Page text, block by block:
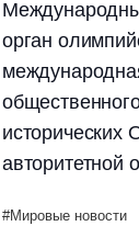
орган
исторических
авторитетной
Мировые новости